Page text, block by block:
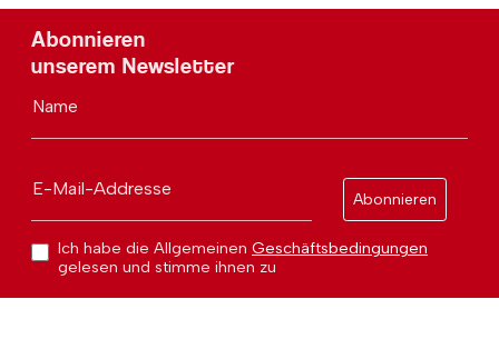
Abonnieren
unserem Newsletter
Name
E-Mail-Addresse
Abonnieren
Ich habe die Allgemeinen Geschäftsbedingungen
gelesen und stimme ihnen zu